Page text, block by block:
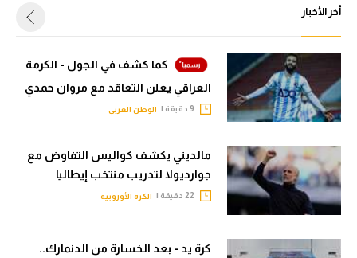
أخر الأخبار
كما كشف في الجول - الكرمة
العراقي يعلن التعاقد مع مروان حمدي
الوطن العربي
مالديني يكشف كواليس التفاوض مع
جوارديولا لتدريب منتخب إيطاليا
الكرة الأوروبية
كرة يد - بعد الخسارة من الدنمارك..